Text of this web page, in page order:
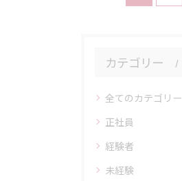
カテゴリー
全てのカテゴリー
正社員
経験者
未経験